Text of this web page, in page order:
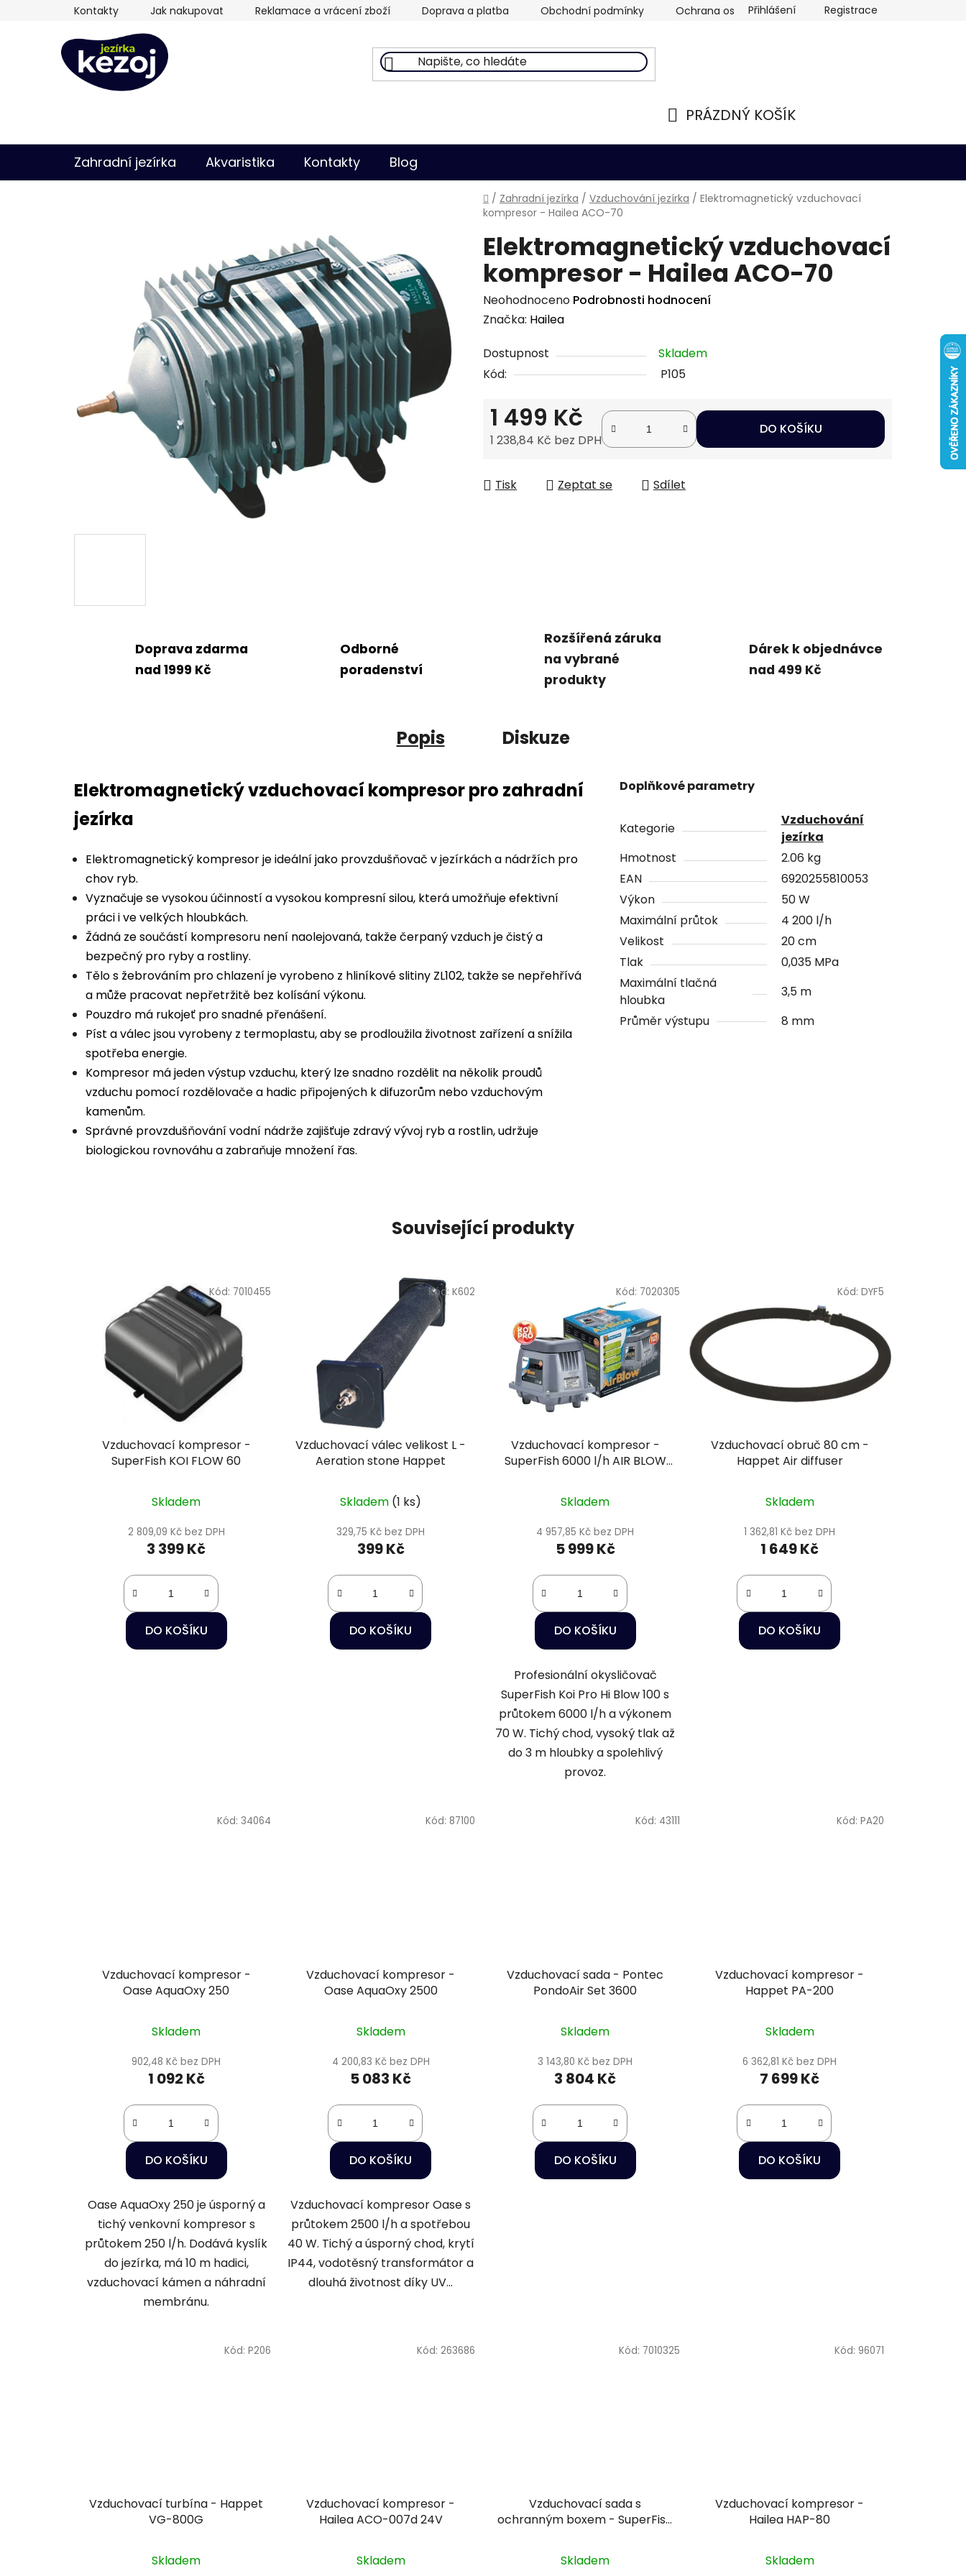
Kontakty Jak nakupovat Reklamace a vrácení zboží Doprava a platba Obchodní podmínky Ochrana osobních údajů
Přihlášení Registrace
PRÁZDNÝ KOŠÍK
Zahradní jezírka Akvaristika Kontakty Blog
Domů
/ Zahradní jezírka / Vzduchování jezírka / Elektromagnetický vzduchovací
kompresor - Hailea ACO-70
Elektromagnetický vzduchovací
kompresor - Hailea ACO-70
Průměrné
hodnocení
je
0,0
hvězdiček.
Neohodnoceno Podrobnosti hodnocení
Značka: Hailea
Dostupnost
Skladem
Kód:
P105
1 499 Kč
1 238,84 Kč bez DPH
DO KOŠÍKU
Tisk Zeptat se Sdílet
Doprava zdarma
nad 1999 Kč
Odborné
poradenství
Rozšířená záruka
na vybrané
produkty
Dárek k objednávce
nad 499 Kč
Popis Diskuze
Elektromagnetický vzduchovací kompresor pro zahradní
jezírka
Elektromagnetický kompresor je ideální jako provzdušňovač v jezírkách a nádržích pro
chov ryb.
Vyznačuje se vysokou účinností a vysokou kompresní silou, která umožňuje efektivní
práci i ve velkých hloubkách.
Žádná ze součástí kompresoru není naolejovaná, takže čerpaný vzduch je čistý a
bezpečný pro ryby a rostliny.
Tělo s žebrováním pro chlazení je vyrobeno z hliníkové slitiny ZL102, takže se nepřehřívá
a může pracovat nepřetržitě bez kolísání výkonu.
Pouzdro má rukojeť pro snadné přenášení.
Píst a válec jsou vyrobeny z termoplastu, aby se prodloužila životnost zařízení a snížila
spotřeba energie.
Kompresor má jeden výstup vzduchu, který lze snadno rozdělit na několik proudů
vzduchu pomocí rozdělovače a hadic připojených k difuzorům nebo vzduchovým
kamenům.
Správné provzdušňování vodní nádrže zajišťuje zdravý vývoj ryb a rostlin, udržuje
biologickou rovnováhu a zabraňuje množení řas.
Doplňkové parametry
Kategorie
Vzduchování
jezírka
Hmotnost
2.06 kg
EAN
6920255810053
Výkon
50 W
Maximální průtok
4 200 l/h
Velikost
20 cm
Tlak
0,035 MPa
Maximální tlačná
hloubka
3,5 m
Průměr výstupu
8 mm
Související produkty
Vzduchovací kompresor -
SuperFish KOI FLOW 60
Skladem
2 809,09 Kč bez DPH
3 399 Kč
DO KOŠÍKU
Kód: 7010455
Vzduchovací válec velikost L -
Aeration stone Happet
Skladem (1 ks)
329,75 Kč bez DPH
399 Kč
DO KOŠÍKU
Kód: K602
Vzduchovací kompresor -
SuperFish 6000 l/h AIR BLOW
Skladem
4 957,85 Kč bez DPH
5 999 Kč
DO KOŠÍKU
Profesionální okysličovač
SuperFish Koi Pro Hi Blow 100 s
průtokem 6000 l/h a výkonem
70 W. Tichý chod, vysoký tlak až
do 3 m hloubky a spolehlivý
provoz.
Kód: 7020305
Vzduchovací obruč 80 cm -
Happet Air diffuser
Skladem
1 362,81 Kč bez DPH
1 649 Kč
DO KOŠÍKU
Kód: DYF5
Vzduchovací kompresor -
Oase AquaOxy 250
Skladem
902,48 Kč bez DPH
1 092 Kč
DO KOŠÍKU
Oase AquaOxy 250 je úsporný a
tichý venkovní kompresor s
průtokem 250 l/h. Dodává kyslík
do jezírka, má 10 m hadici,
vzduchovací kámen a náhradní
membránu.
Kód: 34064
Vzduchovací kompresor -
Oase AquaOxy 2500
Skladem
4 200,83 Kč bez DPH
5 083 Kč
DO KOŠÍKU
Vzduchovací kompresor Oase s
průtokem 2500 l/h a spotřebou
40 W. Tichý a úsporný chod, krytí
IP44, vodotěsný transformátor a
dlouhá životnost díky UV...
Kód: 87100
Vzduchovací sada - Pontec
PondoAir Set 3600
Skladem
3 143,80 Kč bez DPH
3 804 Kč
DO KOŠÍKU
Kód: 43111
Vzduchovací kompresor -
Happet PA-200
Skladem
6 362,81 Kč bez DPH
7 699 Kč
DO KOŠÍKU
Kód: PA20
Vzduchovací turbína - Happet
VG-800G
Skladem
Kód: P206
Vzduchovací kompresor -
Hailea ACO-007d 24V
Skladem
Kód: 263686
Vzduchovací sada s
ochranným boxem - SuperFish
Skladem
Kód: 7010325
Vzduchovací kompresor -
Hailea HAP-80
Skladem
Kód: 96071